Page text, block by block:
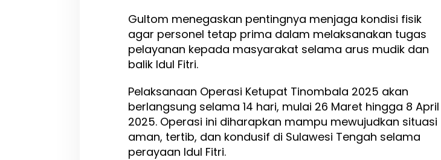
Gultom menegaskan pentingnya menjaga kondisi fisik
agar personel tetap prima dalam melaksanakan tugas
pelayanan kepada masyarakat selama arus mudik dan
balik Idul Fitri.
Pelaksanaan Operasi Ketupat Tinombala 2025 akan
berlangsung selama 14 hari, mulai 26 Maret hingga 8 April
2025. Operasi ini diharapkan mampu mewujudkan situasi
aman, tertib, dan kondusif di Sulawesi Tengah selama
perayaan Idul Fitri.